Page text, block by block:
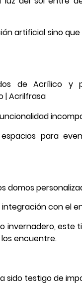
artificial sino
para
domos
con el
invernadero,
encuentre.
sido testigo de